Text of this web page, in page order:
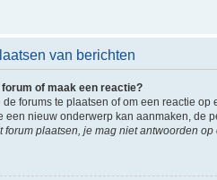
van berichten
of maak een reactie?
forums te plaatsen of om een reactie
een nieuw onderwerp kan aanmaken,
plaatsen, je mag niet antwoorden op